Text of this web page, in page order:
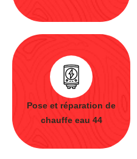
Pose et réparation de
chauffe eau 44